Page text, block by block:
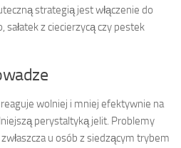
strategią jest włączenie do
sałatek z ciecierzycą czy pestek
wolniej i mniej efektywnie na
perystaltyką jelit. Problemy
u osób z siedzącym trybem